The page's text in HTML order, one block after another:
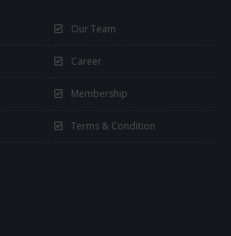
Our Team
Career
Membership
Terms & Condition